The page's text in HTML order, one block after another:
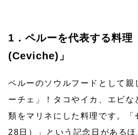
1．ペルーを代表する料理
(Ceviche)」
ペルーのソウルフードとして親
ーチェ」！タコやイカ、エビな
類をマリネにした料理です。「
28日）」という記念日がある